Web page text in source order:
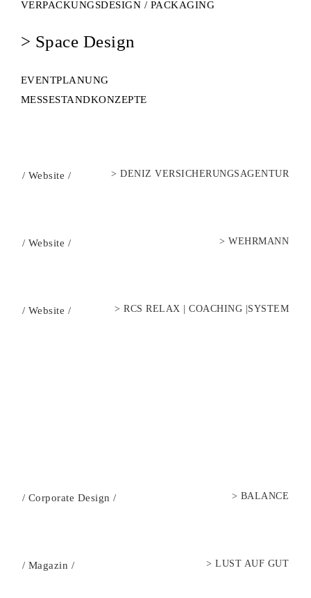
VERPACKUNGSDESIGN / PACKAGING
> Space Design
EVENTPLANUNG
MESSESTANDKONZEPTE
/ Website / > DENIZ VERSICHERUNGSAGENTUR
/ Website / > WEHRMANN
/ Website / > RCS RELAX | COACHING |SYSTEM
/ Corporate Design / > BALANCE
/ Magazin / > LUST AUF GUT